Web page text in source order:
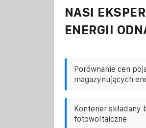
NASI
ENERGII
Porównanie cen
magazynujących
Kontener składany
fotowoltaiczne